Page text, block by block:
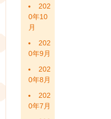
202
0年10
月
202
0年9月
202
0年8月
202
0年7月